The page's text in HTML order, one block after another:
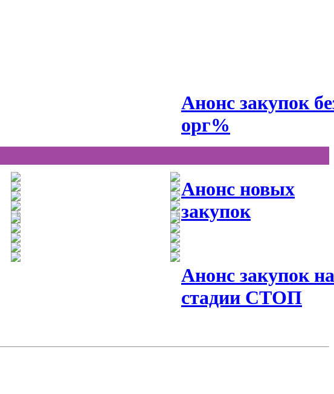
Анонс закупок
орг%
Анонс новых
закупок
Анонс закупок на
стадии СТОП